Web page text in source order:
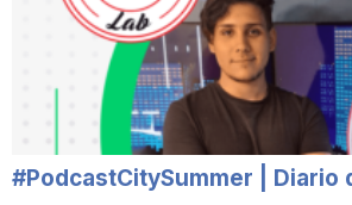
#PodcastCitySummer | Diario